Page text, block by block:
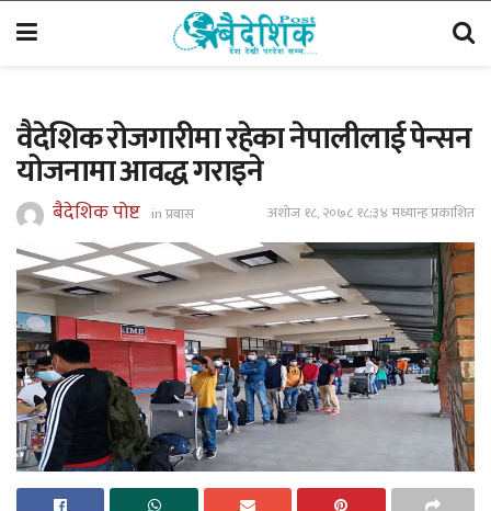
वैदेशिक रोजगारीमा रहेका नेपालीलाई पेन्सन
योजनामा आवद्ध गराइने
बैदेशिक पोष्ट inप्रबास अशोज १८, २०७८ १८;३४ मध्यान्ह प्रकाशित